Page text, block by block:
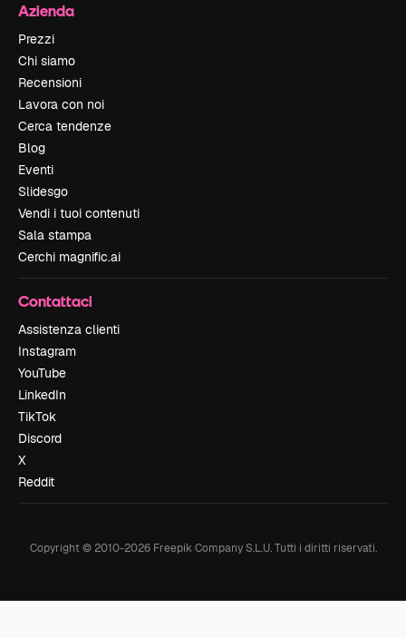
Azienda
Prezzi
Chi siamo
Recensioni
Lavora con noi
Cerca tendenze
Blog
Eventi
Slidesgo
Vendi i tuoi contenuti
Sala stampa
Cerchi magnific.ai
Contattaci
Assistenza clienti
Instagram
YouTube
LinkedIn
TikTok
Discord
X
Reddit
Copyright © 2010-2026Freepik Company S.L.U. Tutti i diritti riservati.